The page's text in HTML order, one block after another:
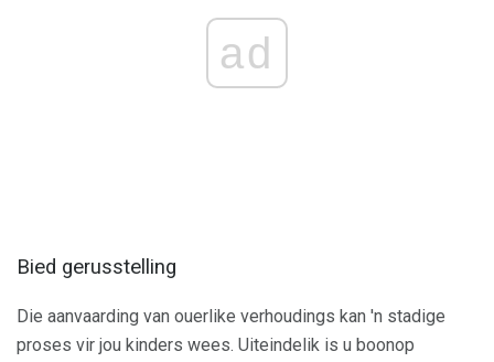
ad
Bied gerusstelling
Die aanvaarding van ouerlike verhoudings kan 'n stadige
proses vir jou kinders wees. Uiteindelik is u boonop